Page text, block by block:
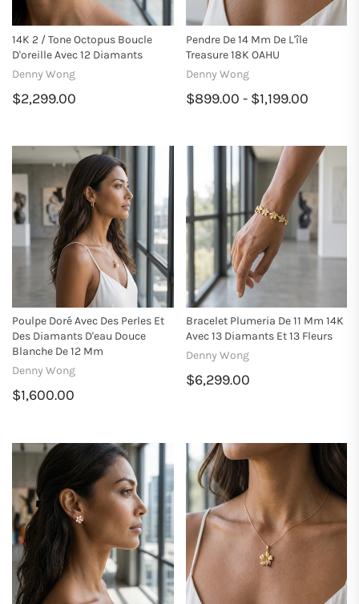
14K 2 / Tone Octopus Boucle
D'oreille Avec 12 Diamants
Denny Wong
$2,299.00
Pendre De 14 Mm De L'île
Treasure 18K OAHU
Denny Wong
$899.00 - $1,199.00
Poulpe Doré Avec Des Perles Et
Des Diamants D'eau Douce
Blanche De 12 Mm
Denny Wong
$1,600.00
Bracelet Plumeria De 11 Mm 14K
Avec 13 Diamants Et 13 Fleurs
Denny Wong
$6,299.00